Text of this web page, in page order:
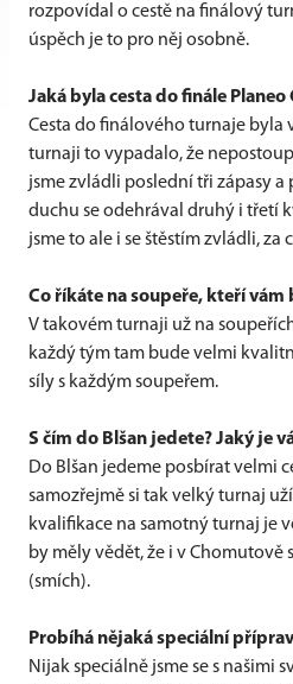
rozpovídal o cestě na finálový
úspěch je to pro něj osobně.
Jaká byla cesta do finále Planeo
Cesta do finálového turnaje byla
turnaji to vypadalo, že
jsme zvládli poslední tři zápasy a
duchu se odehrával druhý i třetí
jsme to ale i se štěstím zvládli, za
Co říkáte na soupeře, kteří vám
V takovém turnaji už na
každý tým tam bude velmi
síly s každým soupeřem.
S čím do Blšan jedete? Jaký je
Do Blšan jedeme posbírat velmi
samozřejmě si tak velký turnaj
kvalifikace na samotný turnaj je
by měly vědět, že i v Chomutově
(smích).
Probíhá nějaká speciální
Nijak speciálně jsme se s našimi